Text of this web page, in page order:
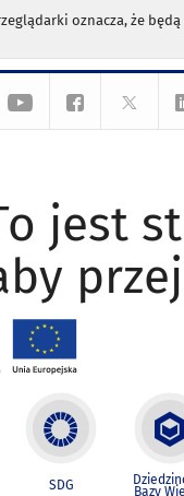
oznacza, że
jest
SDG Bazy